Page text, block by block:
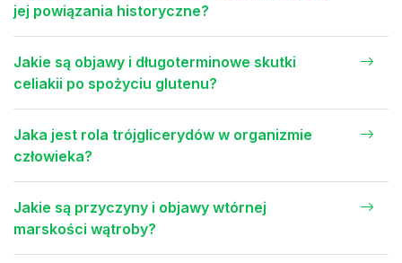
jej powiązania historyczne?
Jakie są objawy i długoterminowe skutki
celiakii po spożyciu glutenu?
Jaka jest rola trójglicerydów w organizmie
człowieka?
Jakie są przyczyny i objawy wtórnej
marskości wątroby?